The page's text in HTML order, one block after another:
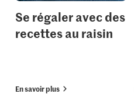
Se régaler avec des
recettes au raisin
En savoir plus